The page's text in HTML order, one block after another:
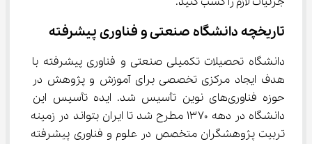
تاریخچه دانشگاه صنعتی و فناوری پیشرفته
دانشگاه تحصیلات تکمیلی صنعتی و فناوری پیشرفته با
هدف ایجاد مرکزی تخصصی برای آموزش و پژوهش در
حوزه فناوری‌های نوین تأسیس شد. ایده تأسیس این
دانشگاه در دهه ۱۳۷۰ مطرح شد تا ایران بتواند در زمینه
تربیت پژوهشگران متخصص در علوم و فناوری پیشرفته